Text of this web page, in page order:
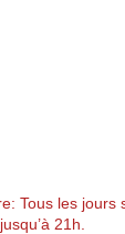
Tous les jours
21h.